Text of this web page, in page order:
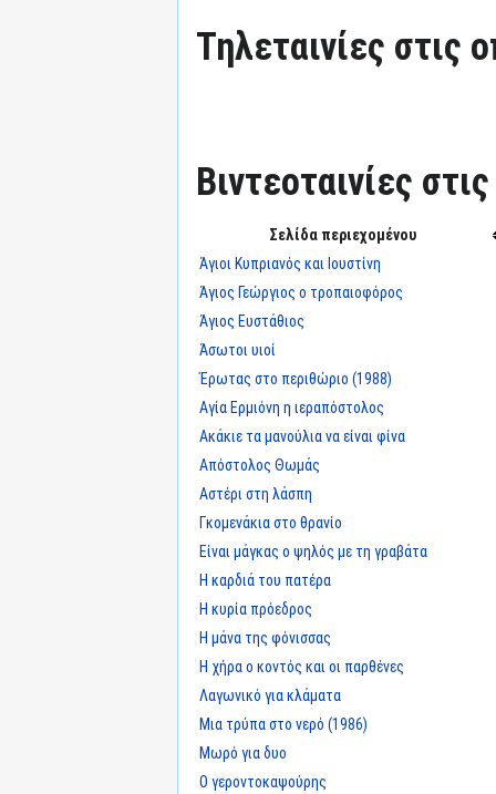
Τηλεταινίες στις
Βιντεοταινίες
Σελίδα περιεχομένου
Άγιοι Κυπριανός και Ιουστίνη
Άγιος Γεώργιος ο τροπαιοφόρος
Άγιος Ευστάθιος
Άσωτοι υιοί
Έρωτας στο περιθώριο (1988)
Αγία Ερμιόνη η ιεραπόστολος
Ακάκιε τα μανούλια να είναι φίνα
Απόστολος Θωμάς
Αστέρι στη λάσπη
Γκομενάκια στο θρανίο
Είναι μάγκας ο ψηλός με τη γραβάτα
Η καρδιά του πατέρα
Η κυρία πρόεδρος
Η μάνα της φόνισσας
Η χήρα ο κοντός και οι παρθένες
Λαγωνικό για κλάματα
Μια τρύπα στο νερό (1986)
Μωρό για δυο
Ο γεροντοκαψούρης